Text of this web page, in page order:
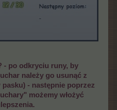
- po odkryciu runy, by
należy go usunąć z
- następnie poprzez
możemy włożyć